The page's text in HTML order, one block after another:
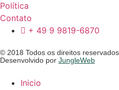
Política
Contato
+ 49 9 9819-6870
© 2018 Todos os direitos
Desenvolvido por JungleWeb
Inicio